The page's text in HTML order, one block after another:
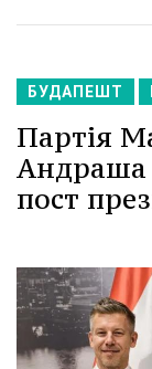
БУДАПЕШТ
Партія
Андраша
пост